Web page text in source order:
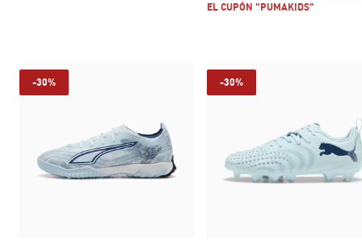
EL CUPÓN "PUMAKIDS"
-30% -30%